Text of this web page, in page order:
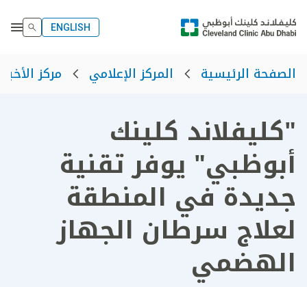
ENGLISH
الصفحة الرئيسية المركز الإعلامي مركز الأخبار
"كليفلاند كلينك
أبوظبي" يوفر تقنية
جديدة في المنطقة
لعلاج سرطان الجهاز
الهضمي